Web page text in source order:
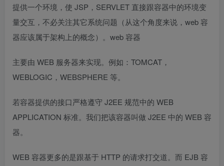
提供一个环境，使 JSP，SERVLET 直接跟容器中的环境变
量交互，不必关注其它系统问题（从这个角度来说，web 容
器应该属于架构上的概念）。web 容器
主要由 WEB 服务器来实现。例如：TOMCAT，
WEBLOGIC，WEBSPHERE 等。
若容器提供的接口严格遵守 J2EE 规范中的 WEB
APPLICATION 标准。我们把该容器叫做 J2EE 中的 WEB 容
器。
WEB 容器更多的是跟基于 HTTP 的请求打交道。而 EJB 容